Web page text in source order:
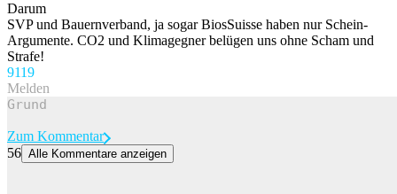
Darum
SVP und Bauernverband, ja sogar BiosSuisse haben nur Schein-
Argumente. CO2 und Klimagegner belügen uns ohne Scham und
Strafe!
9119
Melden
Zum Kommentar
56 Alle Kommentare anzeigen